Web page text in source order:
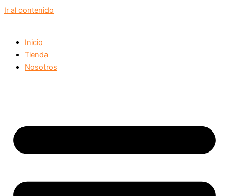
Ir al contenido
Inicio
Tienda
Nosotros